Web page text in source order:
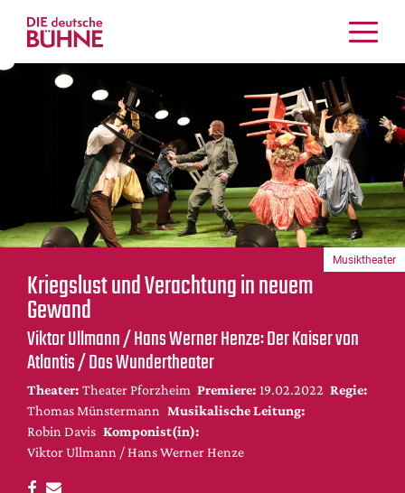
Kritiken
Schauspiel
Musiktheater
Crossover
Bühnenwelt
Festivals & Veranstaltungen
Menschen & Theater
Themen
Internationales
Nachrufe
Medientipps
DdB-map
Kalender
Premierensuche
Kriegslust und Verachtung in neuem
Gewand
Viktor Ullmann / Hans Werner Henze: Der Kaiser von
Atlantis / Das Wundertheater
Theater: Theater Pforzheim Premiere: 19.02.2022 Regie:
Thomas Münstermann Musikalische Leitung:
Robin Davis Komponist(in):
Viktor Ullmann / Hans Werner Henze
Musiktheater